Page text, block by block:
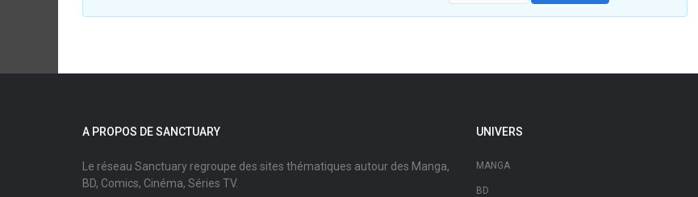
A PROPOS DE SANCTUARY
Le réseau Sanctuary regroupe des sites thématiques autour des Manga,
BD, Comics, Cinéma, Séries TV.
UNIVERS
MANGA
BD